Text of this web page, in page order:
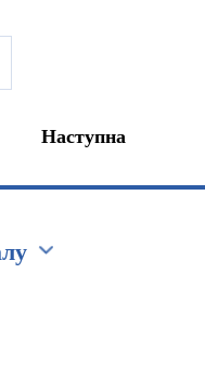
Наступна